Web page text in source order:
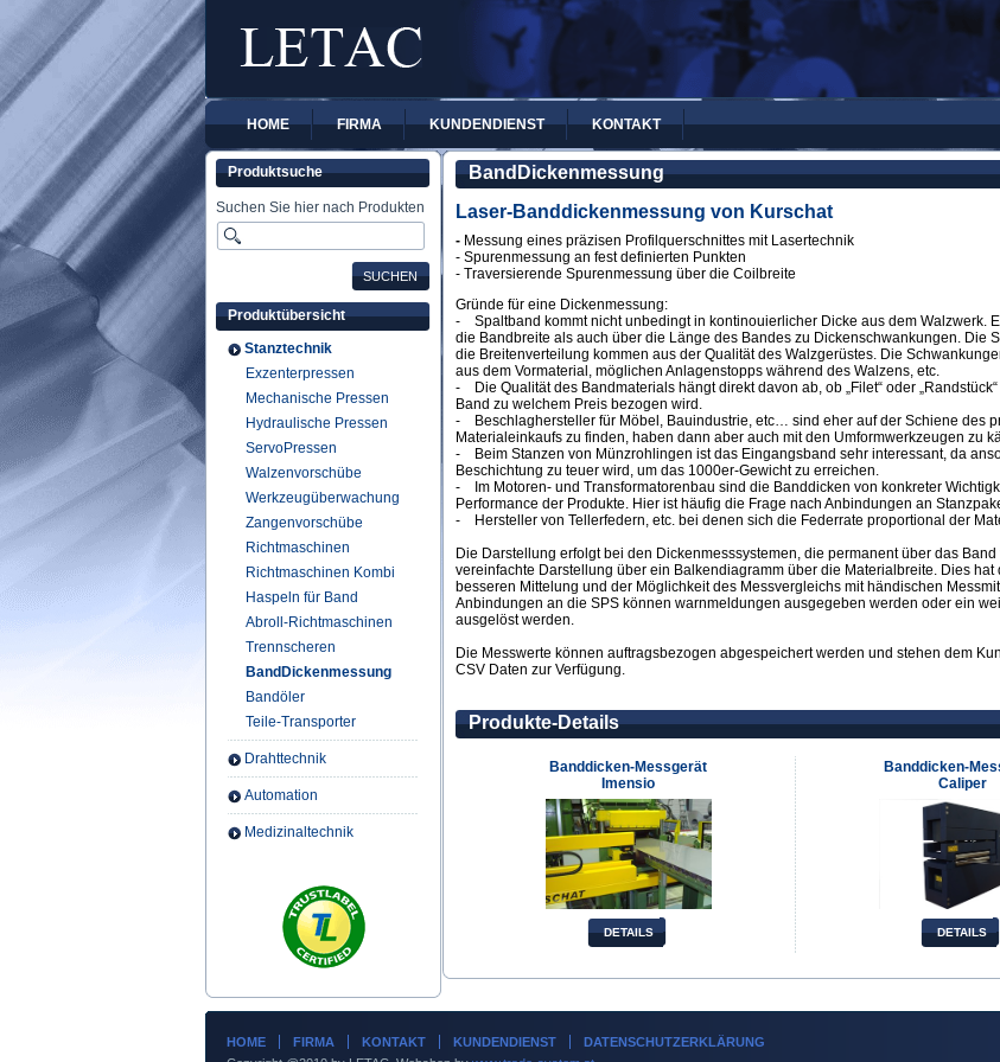
HOME FIRMA KUNDENDIENST KONTAKT
Produktsuche
Suchen Sie hier nach Produkten
Produktübersicht
Stanztechnik
Exzenterpressen
Mechanische Pressen
Hydraulische Pressen
ServoPressen
Walzenvorschübe
Werkzeugüberwachung
Zangenvorschübe
Richtmaschinen
Richtmaschinen Kombi
Haspeln für Band
Abroll-Richtmaschinen
Trennscheren
BandDickenmessung
Bandöler
Teile-Transporter
Drahttechnik
Automation
Medizinaltechnik
BandDickenmessung
Laser-Banddickenmessung von Kurschat
- Messung eines präzisen Profilquerschnittes mit Lasertechnik
- Spurenmessung an fest definierten Punkten
- Traversierende Spurenmessung über die Coilbreite
Gründe für eine Dickenmessung:
- Spaltband kommt nicht unbedingt in kontinouierlicher Dicke aus dem Walzwerk.
die Bandbreite als auch über die Länge des Bandes zu Dickenschwankungen. Die
die Breitenverteilung kommen aus der Qualität des Walzgerüstes. Die
aus dem Vormaterial, möglichen Anlagenstopps während des Walzens, etc.
- Die Qualität des Bandmaterials hängt direkt davon ab, ob „Filet“ oder
Band zu welchem Preis bezogen wird.
- Beschlaghersteller für Möbel, Bauindustrie, etc… sind eher auf der Schiene des
Materialeinkaufs zu finden, haben dann aber auch mit den Umformwerkzeugen zu
- Beim Stanzen von Münzrohlingen ist das Eingangsband sehr interessant, da
Beschichtung zu teuer wird, um das 1000er-Gewicht zu erreichen.
- Im Motoren- und Transformatorenbau sind die Banddicken von konkreter
Performance der Produkte. Hier ist häufig die Frage nach Anbindungen an
- Hersteller von Tellerfedern, etc. bei denen sich die Federrate proportional der
Die Darstellung erfolgt bei den Dickenmesssystemen, die permanent über das
vereinfachte Darstellung über ein Balkendiagramm über die Materialbreite. Dies hat
besseren Mittelung und der Möglichkeit des Messvergleichs mit händischen
Anbindungen an die SPS können warnmeldungen ausgegeben werden oder ein
ausgelöst werden.
Die Messwerte können auftragsbezogen abgespeichert werden und stehen dem
CSV Daten zur Verfügung.
Produkte-Details
Banddicken-Messgerät
Imensio
DETAILS
Banddicken-
Caliper
DETAILS
HOME FIRMA KONTAKT KUNDENDIENST
DATENSCHUTZERKLÄRUNG